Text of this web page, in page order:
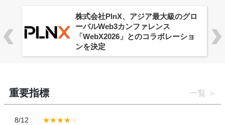
株式会社PlnX、アジア最大級のグロ
ーバルWeb3カンファレンス
「WebX2026」とのコラボレーショ
ンを決定
重要指標 一覧
8/12